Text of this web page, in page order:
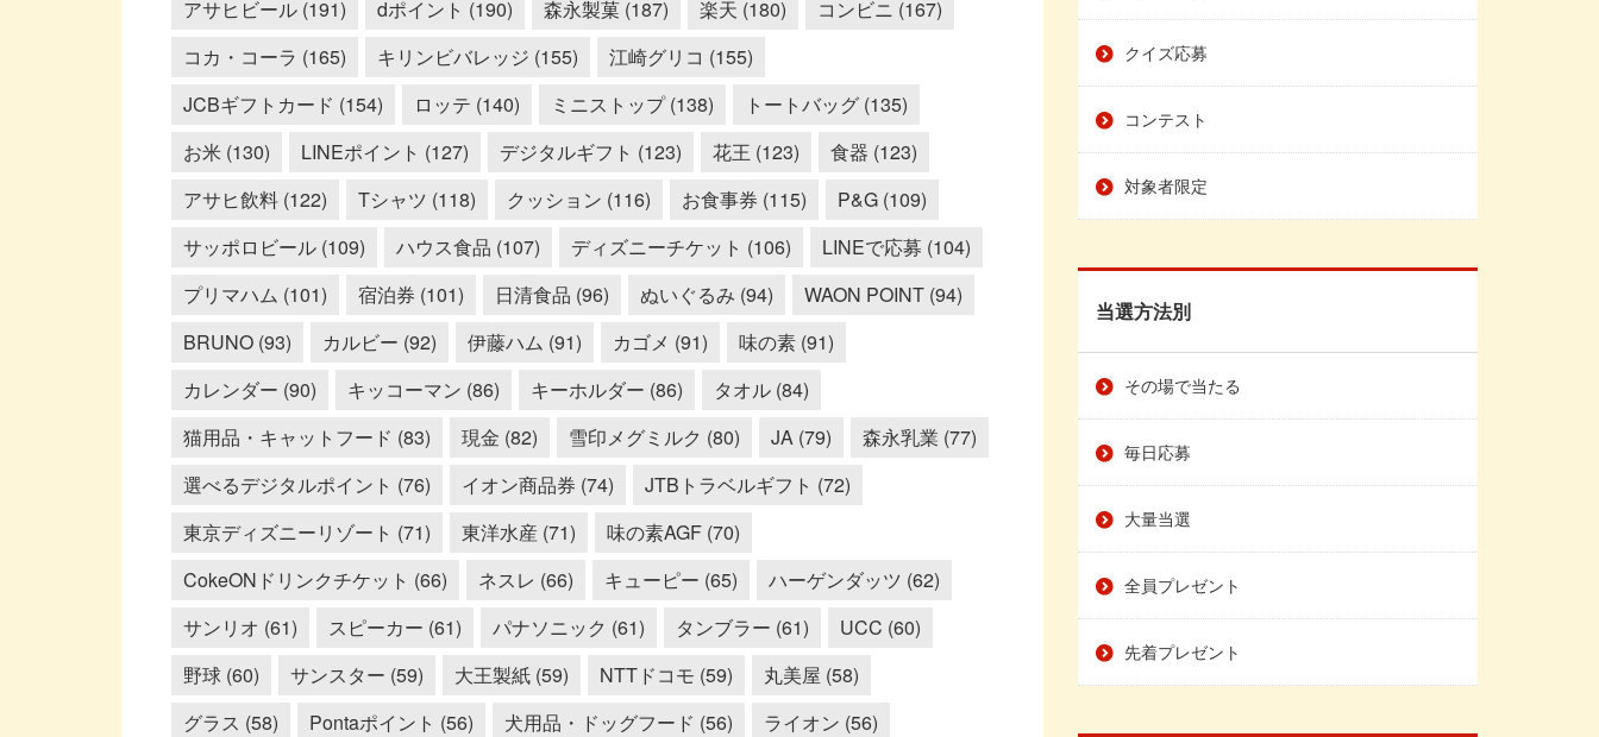
アサヒビール (191)
dポイント (190) 森永製菓 (187) 楽天 (180)
コンビニ (167)
コカ・コーラ (165)
キリンビバレッジ (155)
江崎グリコ (155)
JCBギフトカード (154)
ロッテ (140) ミニストップ (138)
トートバッグ (135)
お米 (130)
LINEポイント (127) デジタルギフト (123) 花王 (123)
食器 (123)
アサヒ飲料 (122)
Tシャツ (118) クッション (116) お食事券 (115)
P&G (109)
サッポロビール (109)
ハウス食品 (107) ディズニーチケット (106)
LINEで応募 (104)
プリマハム (101)
宿泊券 (101) 日清食品 (96) ぬいぐるみ (94)
WAON POINT (94)
BRUNO (93)
カルビー (92) 伊藤ハム (91) カゴメ (91)
味の素 (91)
カレンダー (90)
キッコーマン (86) キーホルダー (86)
タオル (84)
猫用品・キャットフード (83)
現金 (82) 雪印メグミルク (80) JA (79)
森永乳業 (77)
選べるデジタルポイント (76)
イオン商品券 (74)
JTBトラベルギフト (72)
東京ディズニーリゾート (71)
東洋水産 (71)
味の素AGF (70)
CokeONドリンクチケット (66)
ネスレ (66) キューピー (65)
ハーゲンダッツ (62)
サンリオ (61)
スピーカー (61) パナソニック (61) タンブラー (61)
UCC (60)
野球 (60)
サンスター (59) 大王製紙 (59) NTTドコモ (59)
丸美屋 (58)
グラス (58)
Pontaポイント (56) 犬用品・ドッグフード (56)
ライオン (56)
クイズ応募
コンテスト
対象者限定
当選方法別
その場で当たる
毎日応募
大量当選
全員プレゼント
先着プレゼント